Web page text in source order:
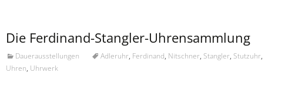
Die Ferdinand-Stangler-Uhrensammlung
Dauerausstellungen Adleruhr, Ferdinand, Nitschner, Stangler, Stutzuhr,
Uhren, Uhrwerk